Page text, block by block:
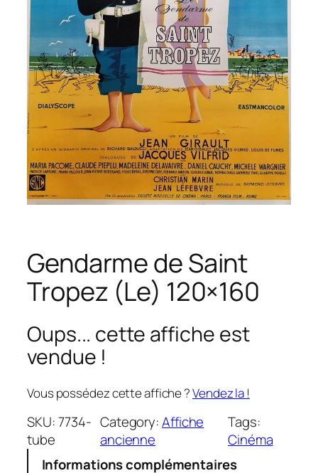
Gendarme de Saint
Tropez (Le) 120×160
Oups... cette affiche est
vendue !
Vous possédez cette affiche ?Vendez la !
SKU:7734-
tube
Category:Affiche
ancienne
Tags:
Cinéma
Informations complémentaires